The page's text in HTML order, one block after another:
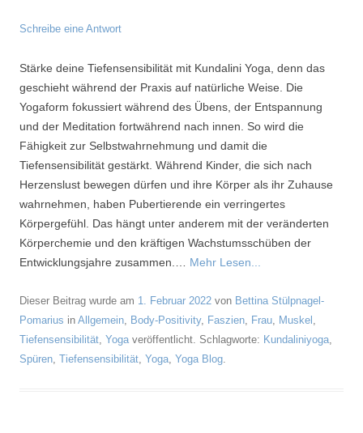
Schreibe eine Antwort
Stärke deine Tiefensensibilität mit Kundalini Yoga, denn das
geschieht während der Praxis auf natürliche Weise. Die
Yogaform fokussiert während des Übens, der Entspannung
und der Meditation fortwährend nach innen. So wird die
Fähigkeit zur Selbstwahrnehmung und damit die
Tiefensensibilität gestärkt. Während Kinder, die sich nach
Herzenslust bewegen dürfen und ihre Körper als ihr Zuhause
wahrnehmen, haben Pubertierende ein verringertes
Körpergefühl. Das hängt unter anderem mit der veränderten
Körperchemie und den kräftigen Wachstumsschüben der
Entwicklungsjahre zusammen.… Mehr Lesen...
Dieser Beitrag wurde am 1. Februar 2022 von Bettina Stülpnagel-
Pomarius in Allgemein, Body-Positivity, Faszien, Frau, Muskel ,
Tiefensensibilität, Yogaveröffentlicht. Schlagworte: Kundaliniyoga,
Spüren, Tiefensensibilität, Yoga, Yoga Blog.